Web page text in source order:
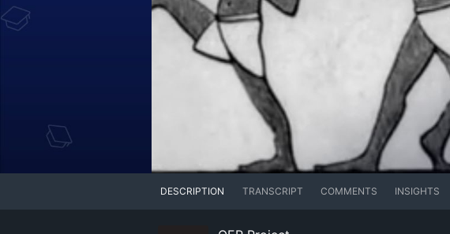
DESCRIPTION TRANSCRIPT COMMENTS INSIGHTS